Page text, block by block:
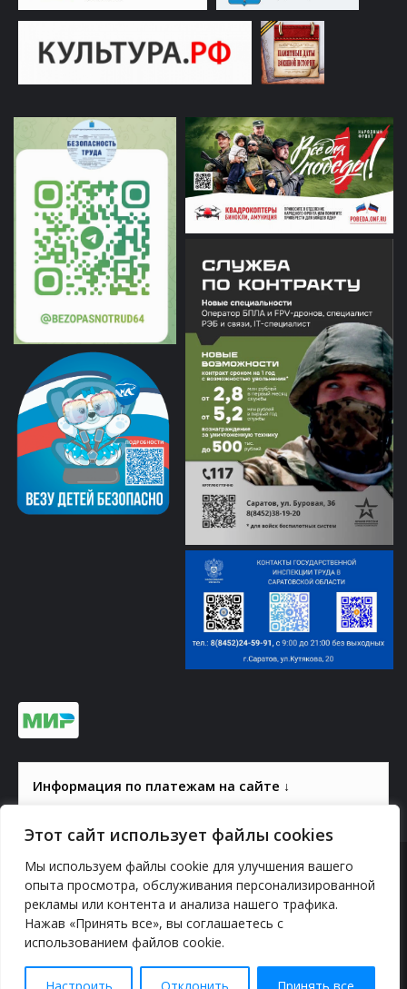
Этот сайт использует файлы cookies
Мы используем файлы cookie для улучшения вашего
опыта просмотра, обслуживания персонализированной
рекламы или контента и анализа нашего трафика.
Нажав «Принять все», вы соглашаетесь с
использованием файлов cookie.
Информация по платежам на сайте ↓
© 2000-2026, ГАУК СОМ КВЦ
Политика конфиденциальности
YouTube
vk.com